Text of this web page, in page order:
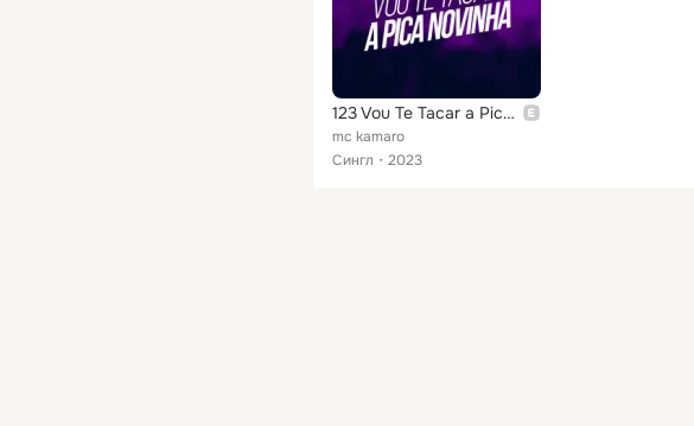
123 Vou Te Tacar a Pica Novinha
mc kamaro
Сингл
2023